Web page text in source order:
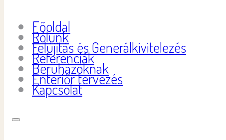
Főoldal
Rólunk
Felújítás és Generálkivitelezés
Referenciák
Beruházóknak
Enteriőr tervezés
Kapcsolat